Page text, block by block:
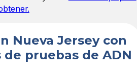
Nueva Jersey con
de pruebas de ADN